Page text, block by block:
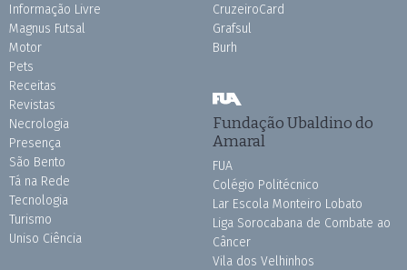
Informação Livre
Magnus Futsal
Motor
Pets
Receitas
Revistas
Necrologia
Presença
São Bento
Tá na Rede
Tecnologia
Turismo
Uniso Ciência
CruzeiroCard
Grafsul
Burh
Fundação Ubaldino do
Amaral
FUA
Colégio Politécnico
Lar Escola Monteiro Lobato
Liga Sorocabana de Combate ao
Câncer
Vila dos Velhinhos